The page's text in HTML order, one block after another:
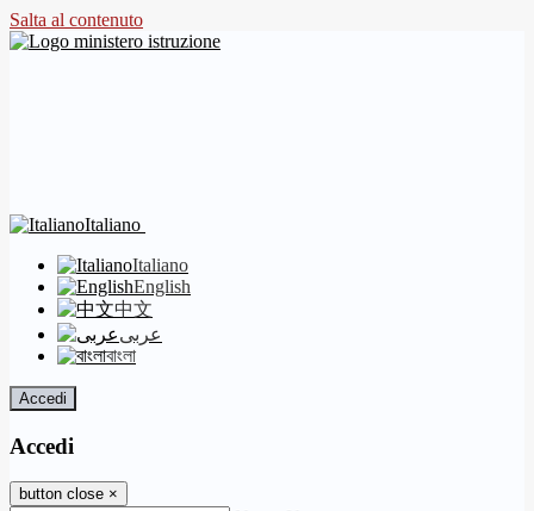
Salta al contenuto
Italiano
Italiano
English
中文
عربى
বাংলা
Accedi
Accedi
button close ×